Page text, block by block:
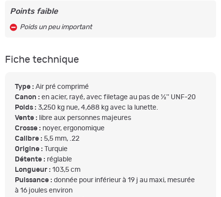
Points faible
Poids un peu important
Fiche technique
Type : Air pré comprimé
Canon : en acier, rayé, avec filetage au pas de ½'' UNF-20
Poids : 3,250 kg nue, 4,688 kg avec la lunette.
Vente : libre aux personnes majeures
Crosse : noyer, ergonomique
Calibre : 5,5 mm, .22
Origine :
Turquie
Détente : réglable
Longueur : 103,5 cm
Puissance : donnée pour inférieur à 19 j au maxi, mesurée
à 16 joules environ